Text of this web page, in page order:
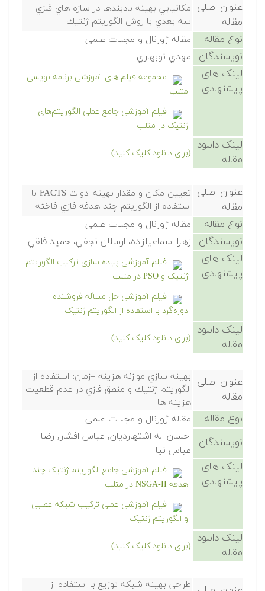
عنوان اصلی
مقاله
مكانيابي بهينه بادبندها در سازه هاي فلزي
سه بعدي با روش الگوريتم ژنتيك
نوع مقاله مقاله ژورنال و مجلات علمی
نویسندگان مهدي نوبهاري
لینک های
پیشنهادی
مجموعه فیلم های آموزشی برنامه نویسی
متلب
فیلم آموزشی جامع عملی الگوریتم‌های
ژنتیک در متلب
لینک دانلود
مقاله
(برای دانلود کلیک کنید)
عنوان اصلی
مقاله
تعيين مكان و مقدار بهينه ادوات FACTS با
استفاده از الگوريتم چند هدفه فازي فاخته
نوع مقاله مقاله ژورنال و مجلات علمی
نویسندگان زهرا اسماعيلزاده، ارسلان نجفي، حميد فلقي
لینک های
پیشنهادی
فیلم آموزشی پیاده سازی ترکیب الگوریتم
ژنتیک و PSO در متلب
فیلم آموزشی حل مسأله فروشنده
دوره‌گرد با استفاده از الگوریتم ژنتیک
لینک دانلود
مقاله
(برای دانلود کلیک کنید)
عنوان اصلی
مقاله
بهينه سازي موازنه هزينه –زمان: استفاده از
الگوريتم ژنتيك و منطق فازي در عدم قطعيت
هزينه ها
نوع مقاله مقاله ژورنال و مجلات علمی
نویسندگان
احسان اله اشتهارديان, عباس افشار, رضا
عباس نيا
لینک های
پیشنهادی
فیلم آموزشی جامع الگوریتم ژنتیک چند
هدفه NSGA-II در متلب
فیلم آموزشی عملی ترکیب شبکه عصبی
و الگوریتم ژنتیک
لینک دانلود
مقاله
(برای دانلود کلیک کنید)
طراحی بهینه شبکه توزیع با استفاده از